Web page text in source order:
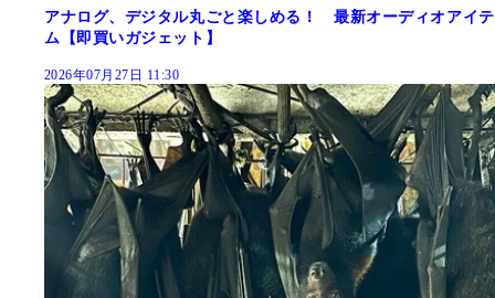
アナログ、デジタル丸ごと楽しめる！ 最新オーディオアイテ
ム【即買いガジェット】
2026年07月27日 11:30